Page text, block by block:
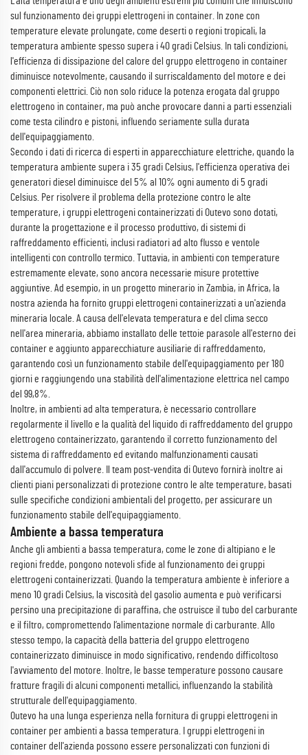
sul funzionamento dei gruppi elettrogeni in container. In zone con
temperature elevate prolungate, come deserti o regioni tropicali, la
temperatura ambiente spesso supera i 40 gradi Celsius. In tali condizioni,
l'efficienza di dissipazione del calore del gruppo elettrogeno in container
diminuisce notevolmente, causando il surriscaldamento del motore e dei
componenti elettrici. Ciò non solo riduce la potenza erogata dal gruppo
elettrogeno in container, ma può anche provocare danni a parti essenziali
come testa cilindro e pistoni, influendo seriamente sulla durata
dell'equipaggiamento.
Secondo i dati di ricerca di esperti in apparecchiature elettriche, quando la
temperatura ambiente supera i 35 gradi Celsius, l'efficienza operativa dei
generatori diesel diminuisce del 5% al 10% ogni aumento di 5 gradi
Celsius. Per risolvere il problema della protezione contro le alte
temperature, i gruppi elettrogeni containerizzati di Outevo sono dotati,
durante la progettazione e il processo produttivo, di sistemi di
raffreddamento efficienti, inclusi radiatori ad alto flusso e ventole
intelligenti con controllo termico. Tuttavia, in ambienti con temperature
estremamente elevate, sono ancora necessarie misure protettive
aggiuntive. Ad esempio, in un progetto minerario in Zambia, in Africa, la
nostra azienda ha fornito gruppi elettrogeni containerizzati a un'azienda
mineraria locale. A causa dell'elevata temperatura e del clima secco
nell'area mineraria, abbiamo installato delle tettoie parasole all'esterno dei
container e aggiunto apparecchiature ausiliarie di raffreddamento,
garantendo così un funzionamento stabile dell'equipaggiamento per 180
giorni e raggiungendo una stabilità dell'alimentazione elettrica nel campo
del 99,8%.
Inoltre, in ambienti ad alta temperatura, è necessario controllare
regolarmente il livello e la qualità del liquido di raffreddamento del gruppo
elettrogeno containerizzato, garantendo il corretto funzionamento del
sistema di raffreddamento ed evitando malfunzionamenti causati
dall'accumulo di polvere. Il team post-vendita di Outevo fornirà inoltre ai
clienti piani personalizzati di protezione contro le alte temperature, basati
sulle specifiche condizioni ambientali del progetto, per assicurare un
funzionamento stabile dell'equipaggiamento.
Ambiente a bassa temperatura
Anche gli ambienti a bassa temperatura, come le zone di altipiano e le
regioni fredde, pongono notevoli sfide al funzionamento dei gruppi
elettrogeni containerizzati. Quando la temperatura ambiente è inferiore a
meno 10 gradi Celsius, la viscosità del gasolio aumenta e può verificarsi
persino una precipitazione di paraffina, che ostruisce il tubo del carburante
e il filtro, compromettendo l’alimentazione normale di carburante. Allo
stesso tempo, la capacità della batteria del gruppo elettrogeno
containerizzato diminuisce in modo significativo, rendendo difficoltoso
l'avviamento del motore. Inoltre, le basse temperature possono causare
fratture fragili di alcuni componenti metallici, influenzando la stabilità
strutturale dell'equipaggiamento.
Outevo ha una lunga esperienza nella fornitura di gruppi elettrogeni in
container per ambienti a bassa temperatura. I gruppi elettrogeni in
container dell'azienda possono essere personalizzati con funzioni di